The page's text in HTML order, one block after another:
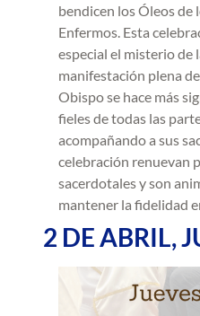
bendicen los Óleos de
Enfermos. Esta
especial el misterio de
manifestación plena
Obispo se hace más
fieles de todas las
acompañando a sus
celebración renuevan
sacerdotales y son
mantener la fidelidad
2 DE ABRIL,